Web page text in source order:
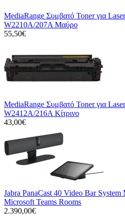
MediaRange Συμβατό Toner για
W2210A/207A Μαύρο
55,50€
MediaRange Συμβατό Toner για
W2412A/216A Κίτρινο
43,00€
Jabra PanaCast 40 Video Bar
Microsoft Teams Rooms
2.390,00€